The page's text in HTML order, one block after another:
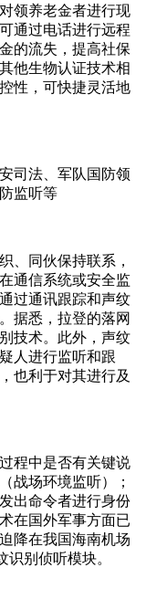
领养老金者进行现
通过电话进行远程
的流失，提高社保
他生物认证技术相
性，可快捷灵活地
司法、军队国防领
监听等
同伙保持联系，
通信系统或安全监
过通讯跟踪和声纹
据悉，拉登的落网
技术。此外，声纹
人进行监听和跟
也利于对其进行及
程中是否有关键说
战场环境监听）；
出命令者进行身份
在国外军事方面已
降在我国海南机场
识别侦听模块。